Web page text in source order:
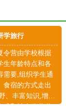
学旅行
令营由学校根据
生年龄特点和各
需要,组织学生通
食宿的方式走出
、丰富知识,增加